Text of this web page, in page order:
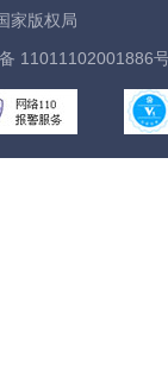
家版权局
11011102001886